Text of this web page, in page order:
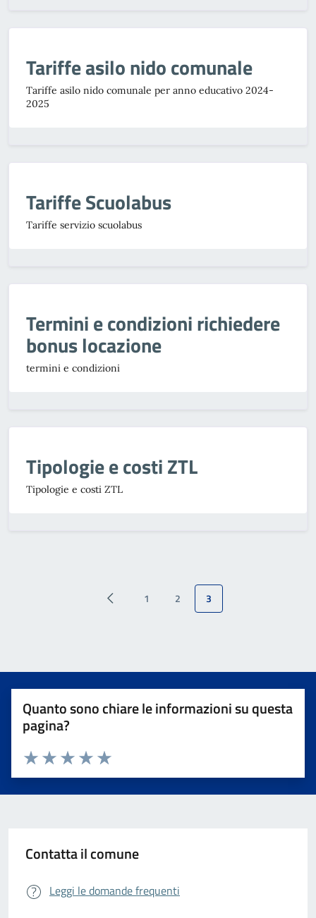
Tariffe asilo nido comunale
Tariffe asilo nido comunale per anno educativo 2024-
2025
Tariffe Scuolabus
Tariffe servizio scuolabus
Termini e condizioni richiedere
bonus locazione
termini e condizioni
Tipologie e costi ZTL
Tipologie e costi ZTL
1 2 3
Quanto sono chiare le informazioni su questa
pagina?
Valuta da 1 a 5 stelle la pagina
Valuta 5 stelle su 5
Valuta 4 stelle su 5
Valuta 3 stelle su 5
Valuta 2 stelle su 5
Valuta 1 stelle su 5
Contatta il comune
Leggi le domande frequenti